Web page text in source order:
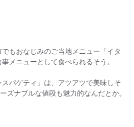
もおなじみのご当地メニュー「イタ
メニューとして食べられるそう。
パゲティ」は、アツアツで美味しそ
ズナブルな値段も魅力的なんだとか。